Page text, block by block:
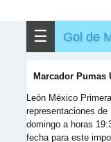
☰ Gol de
Marcador Pumas
León México
representaciones de
domingo a horas
fecha para este
✎ Otros